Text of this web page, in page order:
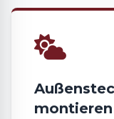
montieren